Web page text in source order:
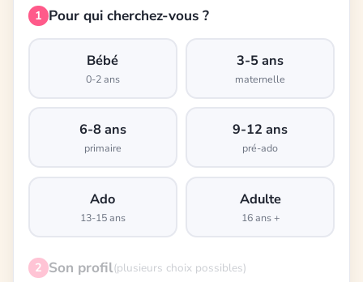
1 Pour qui cherchez-vous ?
Bébé
0-2 ans
3-5 ans
maternelle
6-8 ans
primaire
9-12 ans
pré-ado
Ado
13-15 ans
Adulte
16 ans +
2 Son profil(plusieurs choix possibles)